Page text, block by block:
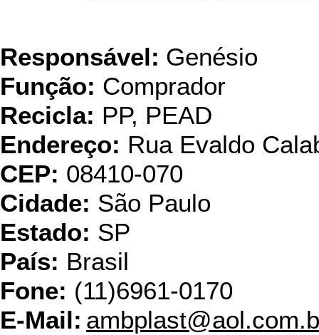
Responsável: Genésio
Função: Comprador
Recicla: PP, PEAD
Endereço: Rua Evaldo
CEP: 08410-070
Cidade: São Paulo
Estado: SP
País: Brasil
Fone: (11)6961-0170
E-Mail: